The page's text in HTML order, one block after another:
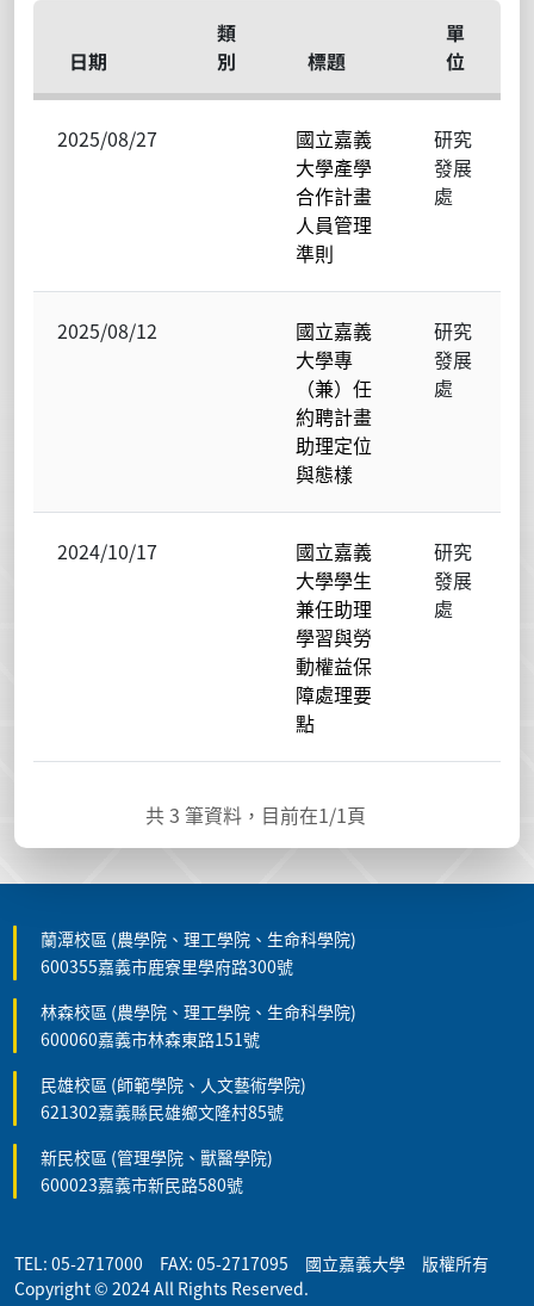
日期
類
別
標題
單
位
2025/08/27
國立嘉義
大學產學
合作計畫
人員管理
準則
研究
發展
處
2025/08/12
國立嘉義
大學專
（兼）任
約聘計畫
助理定位
與態樣
研究
發展
處
2024/10/17
國立嘉義
大學學生
兼任助理
學習與勞
動權益保
障處理要
點
研究
發展
處
共3 筆資料，目前在1/1頁
蘭潭校區 (農學院、理工學院、生命科學院)
600355嘉義市鹿寮里學府路300號
林森校區 (農學院、理工學院、生命科學院)
600060嘉義市林森東路151號
民雄校區 (師範學院、人文藝術學院)
621302嘉義縣民雄鄉文隆村85號
新民校區 (管理學院、獸醫學院)
600023嘉義市新民路580號
TEL: 05-2717000 FAX: 05-2717095 國立嘉義大學 版權所有
Copyright © 2024 All Rights Reserved.